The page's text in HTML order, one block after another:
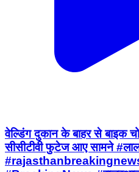
वेल्डिंग दुकान के बाहर से बाइक
सीसीटीवी फुटेज आए सामने